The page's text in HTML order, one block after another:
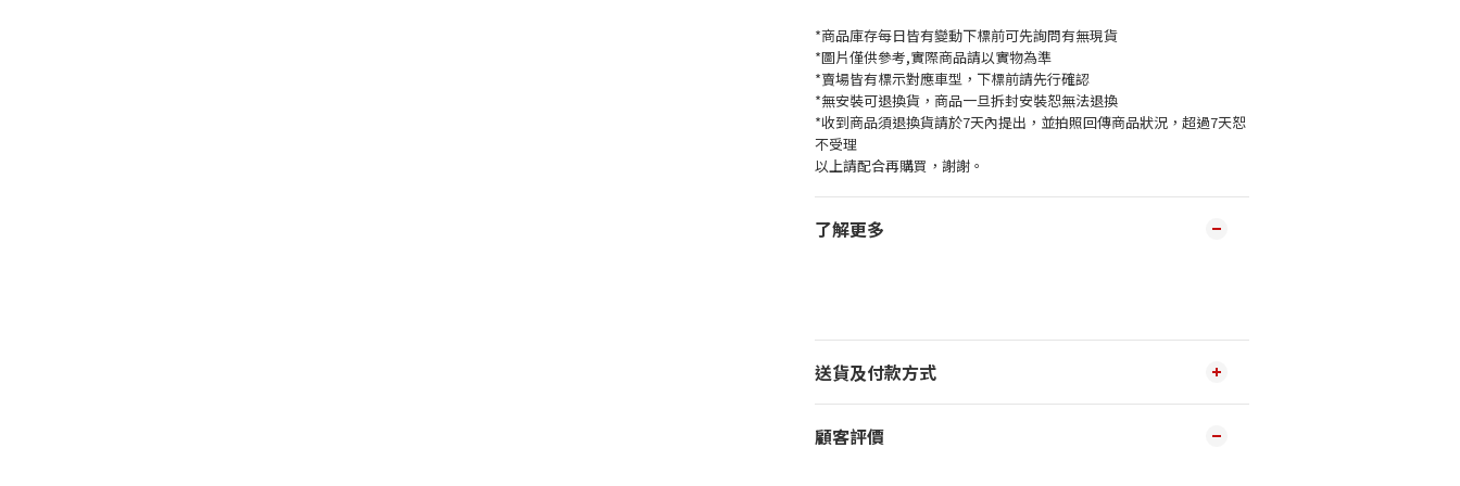
*商品庫存每日皆有變動下標前可先詢問有無現貨
*圖片僅供參考,實際商品請以實物為準
*賣場皆有標示對應車型，下標前請先行確認
*無安裝可退換貨，商品一旦拆封安裝恕無法退換
*收到商品須退換貨請於7天內提出，並拍照回傳商品狀況，超過7天恕
不受理
以上請配合再購買，謝謝。
了解更多
送貨及付款方式
顧客評價